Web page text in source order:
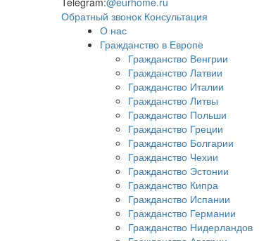
Обратный звонок Консультация
О нас
Гражданство в Европе
Гражданство Венгрии
Гражданство Латвии
Гражданство Италии
Гражданство Литвы
Гражданство Польши
Гражданство Греции
Гражданство Болгарии
Гражданство Чехии
Гражданство Эстонии
Гражданство Кипра
Гражданство Испании
Гражданство Германии
Гражданство Нидерландов